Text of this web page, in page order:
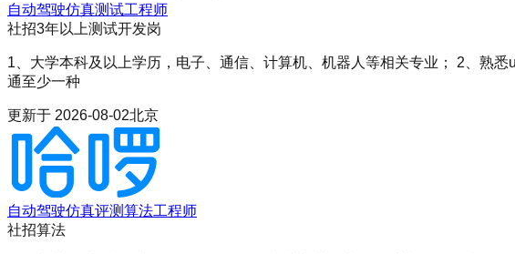
自动驾驶仿真测试工程师
社招3年以上测试开发岗
1、大学本科及以上学历，电子、通信、计算机、机器人等相关专业； 2、熟
通至少一种
更新于 2026-08-02北京
自动驾驶仿真评测算法工程师
社招算法